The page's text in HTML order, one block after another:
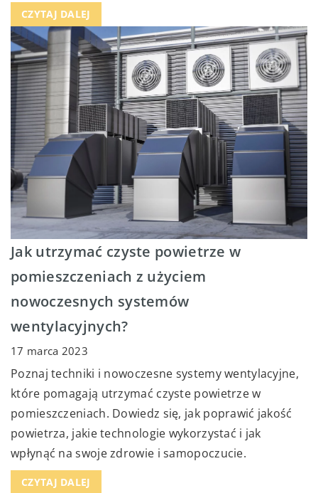
CZYTAJ DALEJ
Jak utrzymać czyste powietrze w
pomieszczeniach z użyciem
nowoczesnych systemów
wentylacyjnych?
17 marca 2023
Poznaj techniki i nowoczesne systemy wentylacyjne,
które pomagają utrzymać czyste powietrze w
pomieszczeniach. Dowiedz się, jak poprawić jakość
powietrza, jakie technologie wykorzystać i jak
wpłynąć na swoje zdrowie i samopoczucie.
CZYTAJ DALEJ